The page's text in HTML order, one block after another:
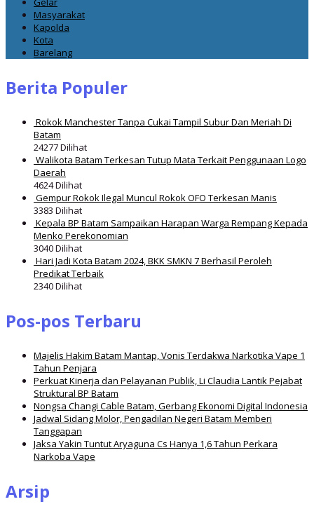
Masyarakat
Kapolda
Kota
Barelang
Berita Populer
Rokok Manchester Tanpa Cukai Tampil Subur Dan Meriah Di
Batam
24277 Dilihat
Walikota Batam Terkesan Tutup Mata Terkait Penggunaan Logo
Daerah
4624 Dilihat
Gempur Rokok Ilegal Muncul Rokok OFO Terkesan Manis
3383 Dilihat
Kepala BP Batam Sampaikan Harapan Warga Rempang Kepada
Menko Perekonomian
3040 Dilihat
Hari Jadi Kota Batam 2024, BKK SMKN 7 Berhasil Peroleh
Predikat Terbaik
2340 Dilihat
Pos-pos Terbaru
Majelis Hakim Batam Mantap, Vonis Terdakwa Narkotika Vape 1
Tahun Penjara
Perkuat Kinerja dan Pelayanan Publik, Li Claudia Lantik Pejabat
Struktural BP Batam
Nongsa Changi Cable Batam, Gerbang Ekonomi Digital Indonesia
Jadwal Sidang Molor, Pengadilan Negeri Batam Memberi
Tanggapan
Jaksa Yakin Tuntut Aryaguna Cs Hanya 1,6 Tahun Perkara
Narkoba Vape
Arsip